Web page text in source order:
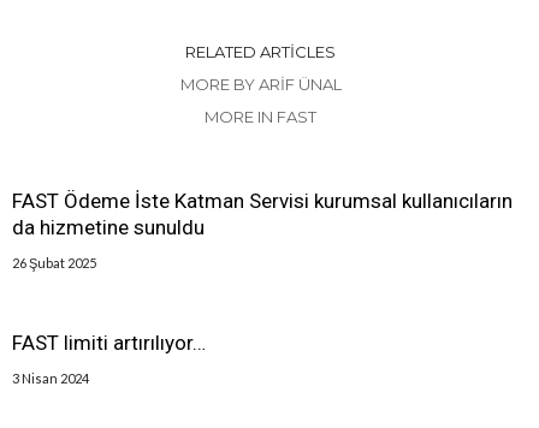
RELATED ARTICLES
MORE BY ARIF ÜNAL
MORE IN FAST
FAST Ödeme İste Katman Servisi kurumsal kullanıcıların
da hizmetine sunuldu
26 Şubat 2025
FAST limiti artırılıyor…
3 Nisan 2024